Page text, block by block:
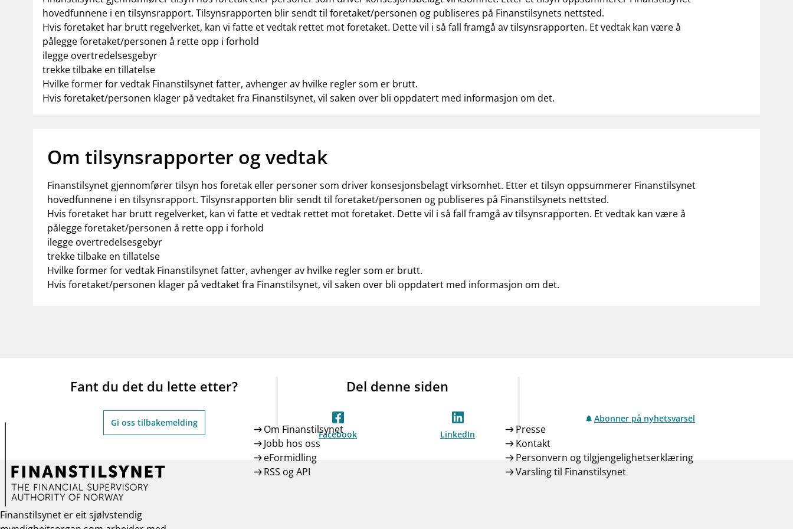
hovedfunnene i en tilsynsrapport. Tilsynsrapporten blir sendt til foretaket/personen og publiseres på Finanstilsynets nettsted.
Hvis foretaket har brutt regelverket, kan vi fatte et vedtak rettet mot foretaket. Dette vil i så fall framgå av tilsynsrapporten. Et vedtak kan være å
pålegge foretaket/personen å rette opp i forhold
ilegge overtredelsesgebyr
trekke tilbake en tillatelse
Hvilke former for vedtak Finanstilsynet fatter, avhenger av hvilke regler som er brutt.
Hvis foretaket/personen klager på vedtaket fra Finanstilsynet, vil saken over bli oppdatert med informasjon om det.
Om tilsynsrapporter og vedtak
Finanstilsynet gjennomfører tilsyn hos foretak eller personer som driver konsesjonsbelagt virksomhet. Etter et tilsyn oppsummerer Finanstilsynet
hovedfunnene i en tilsynsrapport. Tilsynsrapporten blir sendt til foretaket/personen og publiseres på Finanstilsynets nettsted.
Hvis foretaket har brutt regelverket, kan vi fatte et vedtak rettet mot foretaket. Dette vil i så fall framgå av tilsynsrapporten. Et vedtak kan være å
pålegge foretaket/personen å rette opp i forhold
ilegge overtredelsesgebyr
trekke tilbake en tillatelse
Hvilke former for vedtak Finanstilsynet fatter, avhenger av hvilke regler som er brutt.
Hvis foretaket/personen klager på vedtaket fra Finanstilsynet, vil saken over bli oppdatert med informasjon om det.
Fant du det du lette etter?
Gi oss tilbakemelding
Del denne siden
Facebook LinkedIn
Abonner på nyhetsvarsel
Finanstilsynet er eit sjølvstendig
Om Finanstilsynet
Presse
Jobb hos oss
Kontakt
eFormidling
Personvern og tilgjengelighetserklæring
RSS og API
Varsling til Finanstilsynet